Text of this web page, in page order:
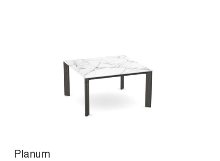
Planum